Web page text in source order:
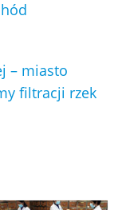
– miasto
filtracji rzek